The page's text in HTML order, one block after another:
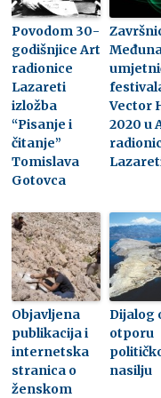
Povodom 30-
godišnjice Art
radionice
Lazareti
izložba
“Pisanje i
čitanje”
Tomislava
Gotovca
Vector
2020 u
Objavljena
publikacija i
internetska
stranica o
ženskom
Dijalog
otporu
nasilju